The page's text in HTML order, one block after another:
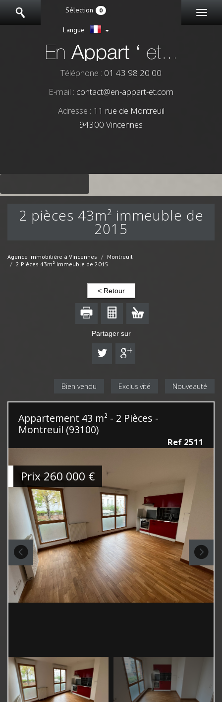
Sélection 0
Langue
Téléphone : 01 43 98 20 00
E-mail : contact@en-appart-et.com
Adresse : 11 rue de Montreuil
94300 Vincennes
2 pièces 43m² immeuble de
2015
Agence immobilière à Vincennes
Montreuil
2 Pièces 43m² immeuble de 2015
< Retour
Partager sur
Bien vendu Exclusivité Nouveauté
Appartement 43 m² - 2 Pièces -
Montreuil (93100)
Ref 2511
Prix 260 000 €